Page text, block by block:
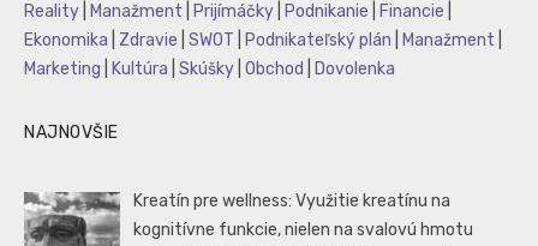
Reality
Manažment Prijímáčky Podnikanie Financie
Ekonomika
Zdravie SWOT Podnikateľský plán Manažment
Marketing
Kultúra Skúšky Obchod Dovolenka
NAJNOVŠIE
Kreatín pre wellness: Využitie kreatínu na
kognitívne funkcie, nielen na svalovú hmotu